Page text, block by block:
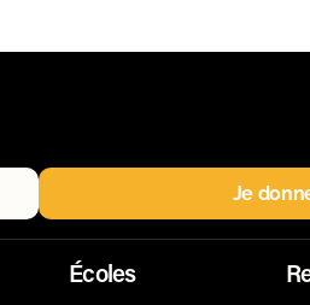
Je
Écoles